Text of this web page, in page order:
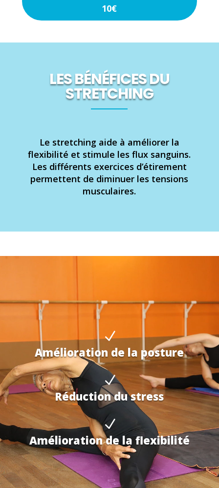
10€
LES BÉNÉFICES DU
STRETCHING
Le stretching aide à améliorer la
flexibilité et stimule les flux sanguins.
Les différents exercices d’étirement
permettent de diminuer les tensions
musculaires.
N
Amélioration de la posture
N
Réduction du stress
N
Amélioration de la flexibilité